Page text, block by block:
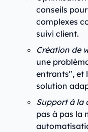
conseils
complexes
suivi client.
Création de
une
entrants", et
solution
Support à la
pas à pas la